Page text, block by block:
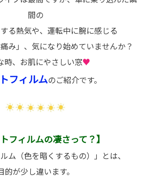
間の
する熱気や、運転中に腕に感じる
み」、気になり始めていませんか？
時、お肌にやさしい窓♥
フィルムのご紹介です。
フィルムの凄さって？】
ム（色を暗くするもの）」とは、
的が少し違います。